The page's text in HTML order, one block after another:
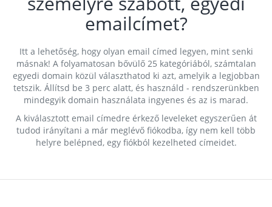
emailcímet?
Itt a lehetőség, hogy olyan email címed legyen, mint senki
másnak! A folyamatosan bővülő 25 kategóriából, számtalan
egyedi domain közül választhatod ki azt, amelyik a legjobban
tetszik. Állítsd be 3 perc alatt, és használd - rendszerünkben
mindegyik domain használata ingyenes és az is marad.
A kiválasztott email címedre érkező leveleket egyszerűen át
tudod irányítani a már meglévő fiókodba, így nem kell több
helyre belépned, egy fiókból kezelheted címeidet.